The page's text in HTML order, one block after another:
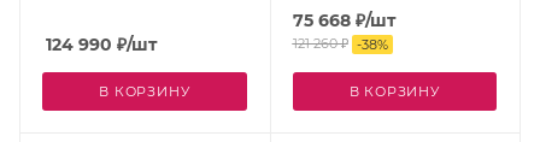
124 990 ₽/шт
В КОРЗИНУ
75 668₽/шт
121 260₽ -38%
В КОРЗИНУ